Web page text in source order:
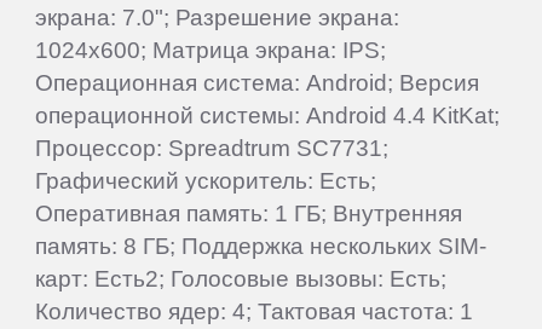
экрана: 7.0"; Разрешение экрана:
1024x600; Матрица экрана: IPS;
Операционная система: Android; Версия
операционной системы: Android 4.4 KitKat;
Процессор: Spreadtrum SC7731;
Графический ускоритель: Есть;
Оперативная память: 1 ГБ; Внутренняя
память: 8 ГБ; Поддержка нескольких SIM-
карт: Есть2; Голосовые вызовы: Есть;
Количество ядер: 4; Тактовая частота: 1